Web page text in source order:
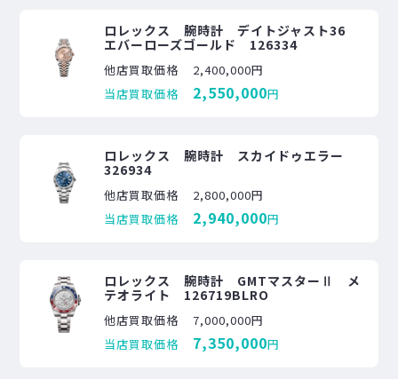
ロレックス 腕時計 デイトジャスト36
エバーローズゴールド 126334
他店買取価格
2,400,000円
当店買取価格
2,550,000円
ロレックス 腕時計 スカイドゥエラー
326934
他店買取価格
2,800,000円
当店買取価格
2,940,000円
ロレックス 腕時計 GMTマスターⅡ メ
テオライト 126719BLRO
他店買取価格
7,000,000円
当店買取価格
7,350,000円